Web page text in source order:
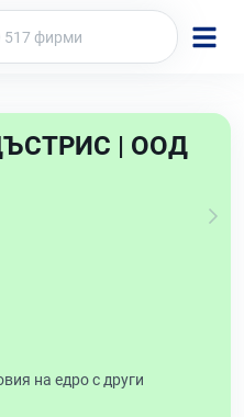
| ООД
на едро с други